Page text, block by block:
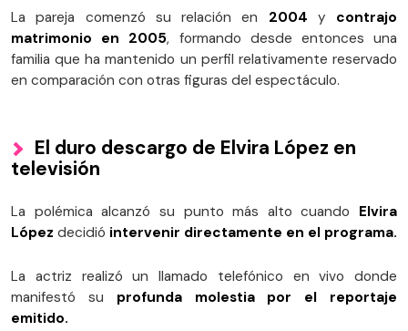
La pareja comenzó su relación en 2004 y contrajo
matrimonio en 2005, formando desde entonces una
familia que ha mantenido un perfil relativamente reservado
en comparación con otras figuras del espectáculo.
El duro descargo de Elvira López en
televisión
La polémica alcanzó su punto más alto cuando Elvira
López decidió intervenir directamente en el programa.
La actriz realizó un llamado telefónico en vivo donde
manifestó su profunda molestia por el reportaje
emitido.